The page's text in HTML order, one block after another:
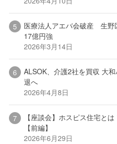
医療法人アエバ会破産 生野
17億円強
2026年3月14日
ALSOK、介護2社を買収 大
退へ
2026年4月8日
【座談会】ホスピス住宅と
【前編】
2026年6月29日